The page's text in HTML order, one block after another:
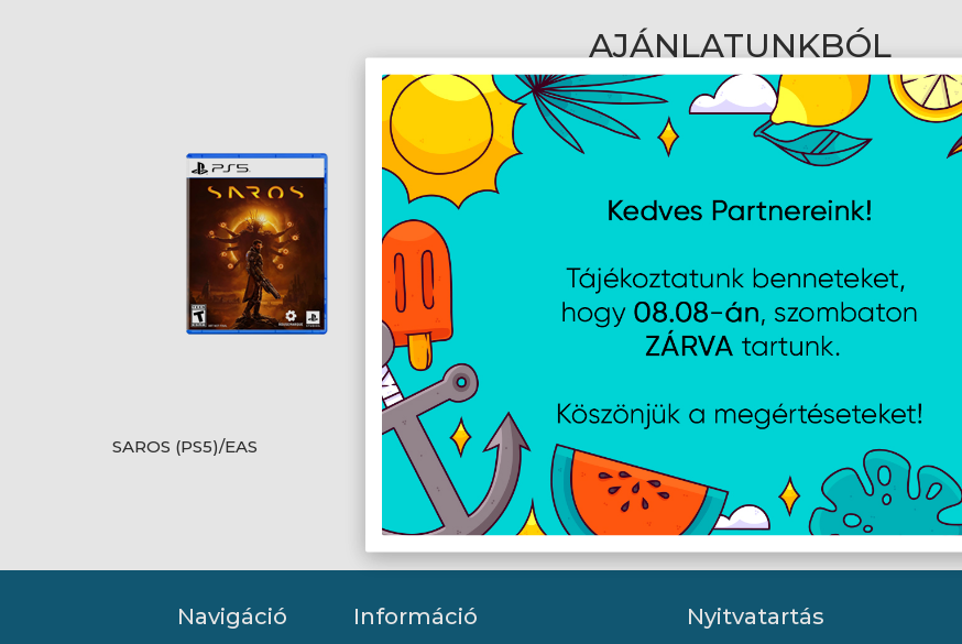
AJÁNLATUNKBÓL
SAROS (PS5)/EAS The Last Of Us Part I/EAS
Ghost Dir Cut - Remaster
(PS5)/EAS
Navigáció Információ Nyitvatartás